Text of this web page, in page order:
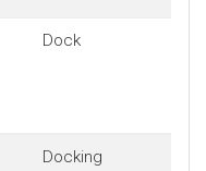
Dock
Docking